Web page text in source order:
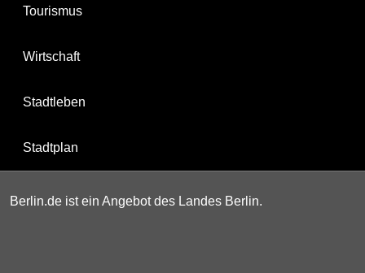
Tourismus
Wirtschaft
Stadtleben
Stadtplan
Berlin.de ist ein Angebot des Landes Berlin.